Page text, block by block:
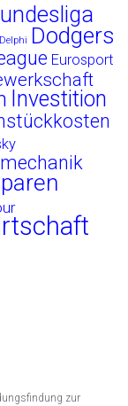
Delphi Dodgers
Eurosport
Investition
zur